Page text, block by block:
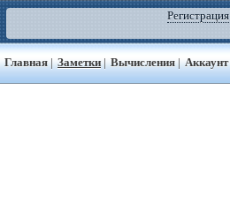
Регистрация
Главная | Заметки | Вычисления | Аккаунт